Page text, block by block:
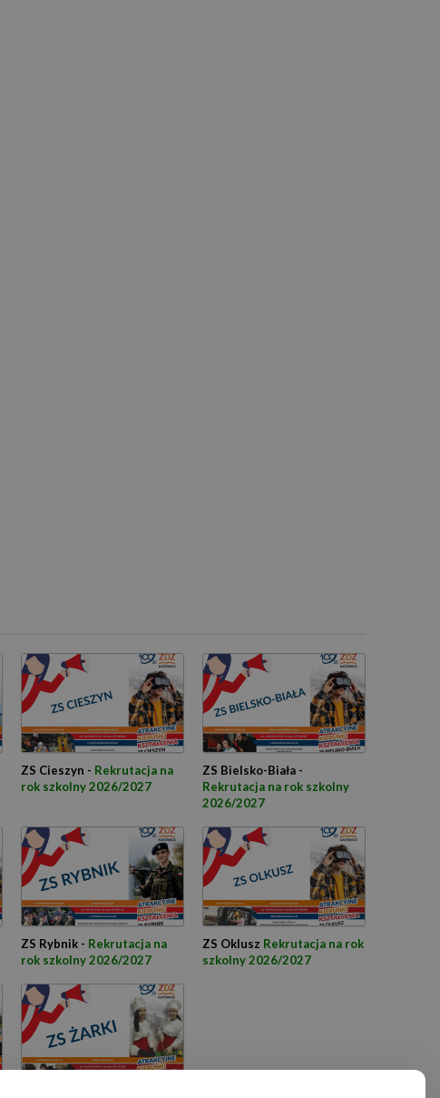
ZS Cieszyn - Rekrutacja na
rok szkolny 2026/2027
ZS Bielsko-Biała -
Rekrutacja na rok szkolny
2026/2027
ZS Rybnik - Rekrutacja na
rok szkolny 2026/2027
ZS Oklusz Rekrutacja na rok
szkolny 2026/2027